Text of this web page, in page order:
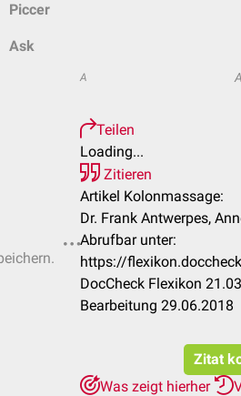
Piccer
Ask
A A
Teilen
Loading...
Zitieren
Artikel Kolonmassage:
Dr. Frank Antwerpes,
Abrufbar unter:
https://
DocCheck Flexikon
Bearbeitung 29.06.2018
Zitat
Was zeigt hierher